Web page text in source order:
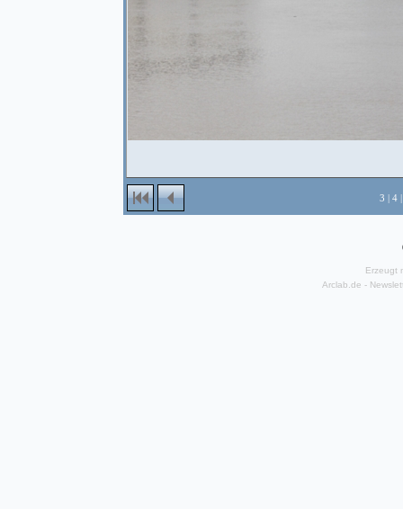
3 | 4
Erzeugt
Arclab.de -